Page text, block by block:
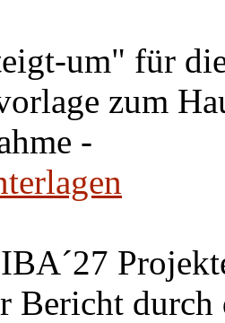
um" für
zum
-
Bericht